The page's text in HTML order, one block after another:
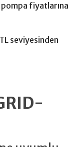
fiyatlarına
seviyesinden